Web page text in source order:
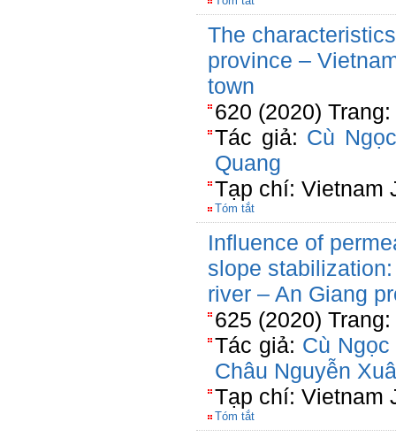
The
province –
town
620 (2020)
Tác giả: Cù
Quang
Tạp chí: Vietnam
Tóm tắt
Influence of
slope
river – An Giang
625 (2020)
Tác giả: Cù
Châu Nguyễn
Tạp chí: Vietnam
Tóm tắt